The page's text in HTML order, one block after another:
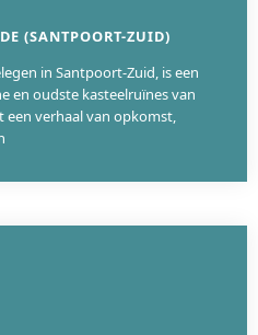
(SANTPOORT-ZUID)
in Santpoort-Zuid, is een
en oudste kasteelruïnes van
een verhaal van opkomst,